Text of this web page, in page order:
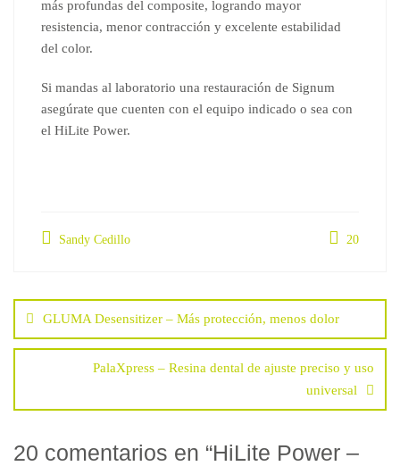
más profundas del composite, logrando mayor
resistencia, menor contracción y excelente estabilidad
del color.
Si mandas al laboratorio una restauración de Signum
asegúrate que cuenten con el equipo indicado o sea con
el HiLite Power.
Sandy Cedillo 20
de
entradas
GLUMA Desensitizer – Más protección, menos dolor
PalaXpress – Resina dental de ajuste preciso y uso
universal
20 comentarios en “HiLite Power –